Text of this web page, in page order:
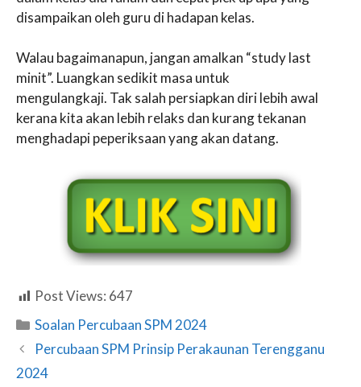
disampaikan oleh guru di hadapan kelas.
Walau bagaimanapun, jangan amalkan “study last
minit”. Luangkan sedikit masa untuk
mengulangkaji. Tak salah persiapkan diri lebih awal
kerana kita akan lebih relaks dan kurang tekanan
menghadapi peperiksaan yang akan datang.
Post Views: 647
Categories
Soalan Percubaan SPM 2024
Percubaan SPM Prinsip Perakaunan Terengganu
2024